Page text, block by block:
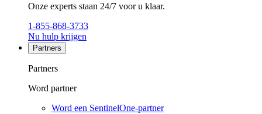
Onze experts staan 24/7 voor u klaar.
1-855-868-3733
Nu hulp krijgen
Partners
Partners
Word partner
Word een SentinelOne-partner